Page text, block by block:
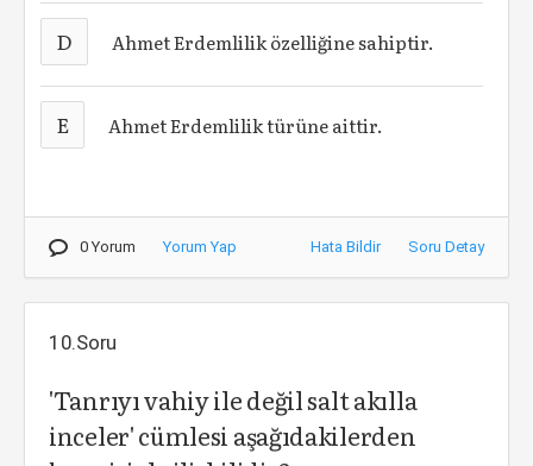
D Ahmet Erdemlilik özelliğine sahiptir.
E Ahmet Erdemlilik türüne aittir.
0 Yorum Yorum Yap Hata Bildir Soru Detay
10.Soru
'Tanrıyı vahiy ile değil salt akılla
inceler' cümlesi aşağıdakilerden